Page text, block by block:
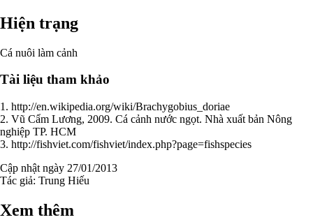
Hiện trạng
Cá nuôi làm cảnh
Tài liệu tham khảo
1. http://en.wikipedia.org/wiki/Brachygobius_doriae
2. Vũ Cẩm Lương, 2009. Cá cảnh nước ngọt. Nhà xuất bản Nông
nghiệp TP. HCM
3. http://fishviet.com/fishviet/index.php?page=fishspecies
Cập nhật ngày 27/01/2013
Tác giả: Trung Hiếu
Xem thêm